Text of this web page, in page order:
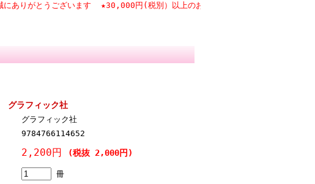
ざいます ★30,000円(税別）以上のお買い物で日本国内送料無料 *1カートにて
ラフィック社
グラフィック社
9784766114652
2,200円 (税抜 2,000円)
冊